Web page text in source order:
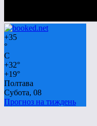
+35
°
C
+32°
+19°
Полтава
Субота, 08
Прогноз на тиждень